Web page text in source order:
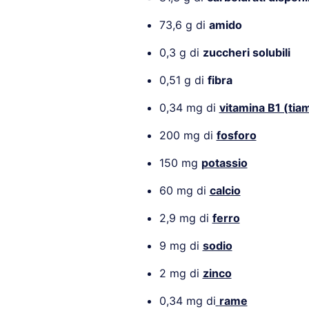
73,6 g di amido
0,3 g di zuccheri solubili
0,51 g di fibra
0,34 mg di vitamina B1
200 mg di fosforo
150 mg potassio
60 mg di calcio
2,9 mg di ferro
9 mg di sodio
2 mg di zinco
0,34 mg di rame